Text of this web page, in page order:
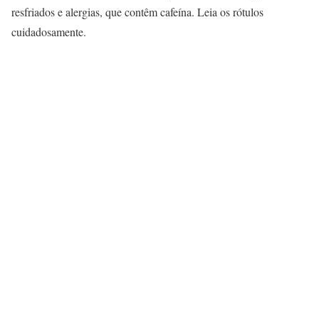
resfriados e alergias, que contêm cafeína. Leia os rótulos
cuidadosamente.